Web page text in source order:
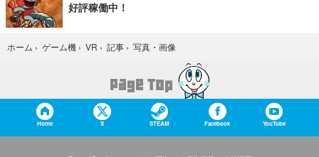
好評稼働中！
ホーム › ゲーム機 › VR › 記事 › 写真・画像
Home X STEAM Facebook YouTube